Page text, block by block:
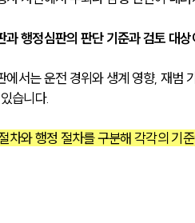
과 행정심판의 판단 기준과 검토 대
에서는 운전 경위와 생계 영향, 재범
습니다.
차와 행정 절차를 구분해 각각의 기